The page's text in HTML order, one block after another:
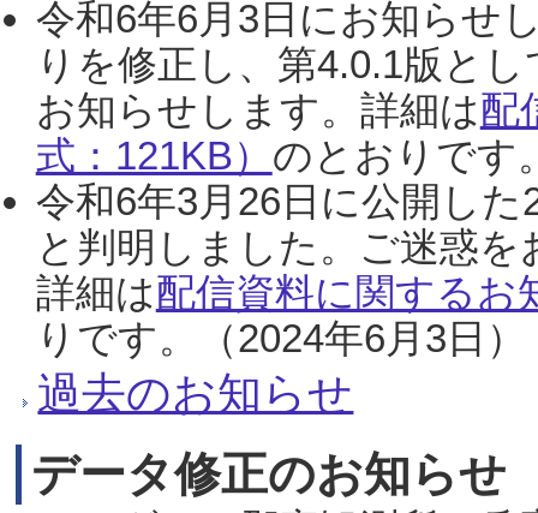
令和6年6月3日にお知らせ
りを修正し、第4.0.1版と
お知らせします。詳細は配
式：121KB） のとおりです
令和6年3月26日に公開し
と判明しました。ご迷惑
詳細は配信資料に関するお
りです。（2024年6月3日）
過去のお知らせ
データ修正のお知らせ